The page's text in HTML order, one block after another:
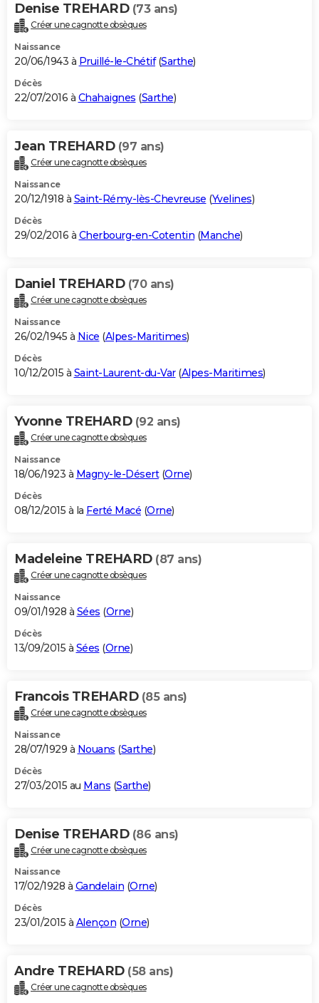
Denise TREHARD (73 ans)
Créer une cagnotte obsèques
Naissance
20/06/1943 à Pruillé-le-Chétif(Sarthe)
Décès
22/07/2016 à Chahaignes (Sarthe)
Jean TREHARD (97 ans)
Créer une cagnotte obsèques
Naissance
20/12/1918 à Saint-Rémy-lès-Chevreuse (Yvelines)
Décès
29/02/2016 à Cherbourg-en-Cotentin (Manche)
Daniel TREHARD (70 ans)
Créer une cagnotte obsèques
Naissance
26/02/1945 à Nice (Alpes-Maritimes)
Décès
10/12/2015 à Saint-Laurent-du-Var(Alpes-Maritimes)
Yvonne TREHARD (92 ans)
Créer une cagnotte obsèques
Naissance
18/06/1923 à Magny-le-Désert(Orne)
Décès
08/12/2015 à la Ferté Macé (Orne)
Madeleine TREHARD (87 ans)
Créer une cagnotte obsèques
Naissance
09/01/1928 à Sées (Orne)
Décès
13/09/2015 à Sées (Orne)
Francois TREHARD (85 ans)
Créer une cagnotte obsèques
Naissance
28/07/1929 à Nouans (Sarthe)
Décès
27/03/2015 au Mans (Sarthe)
Denise TREHARD (86 ans)
Créer une cagnotte obsèques
Naissance
17/02/1928 à Gandelain (Orne)
Décès
23/01/2015 à Alençon (Orne)
Andre TREHARD (58 ans)
Créer une cagnotte obsèques